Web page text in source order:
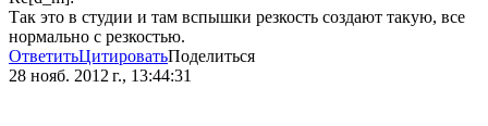
Так это в студии и там вспышки резкость создают такую, все
нормально с резкостью.
ОтветитьЦитироватьПоделиться
28 нояб. 2012 г., 13:44:31